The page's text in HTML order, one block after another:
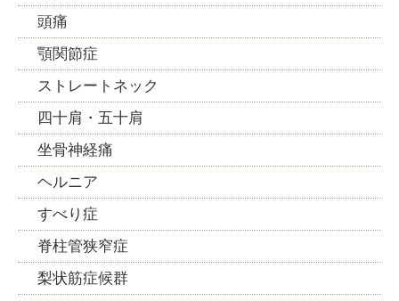
頭痛
顎関節症
ストレートネック
四十肩・五十肩
坐骨神経痛
ヘルニア
すべり症
脊柱管狭窄症
梨状筋症候群